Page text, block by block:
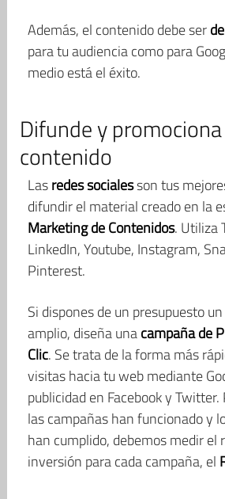
Además, el contenido debe ser
para tu audiencia como para
medio está el éxito.
Difunde y
contenido
Lasredes socialesson tus
difundir el material creado en la
Marketing de Contenidos. Utiliza
LinkedIn, Youtube, Instagram,
Pinterest.
Si dispones de un presupuesto
amplio, diseña unacampaña de
Clic. Se trata de la forma más
visitas hacia tu web mediante
publicidad en Facebook y
las campañas han funcionado y
han cumplido, debemos medir el
inversión para cada campaña, el